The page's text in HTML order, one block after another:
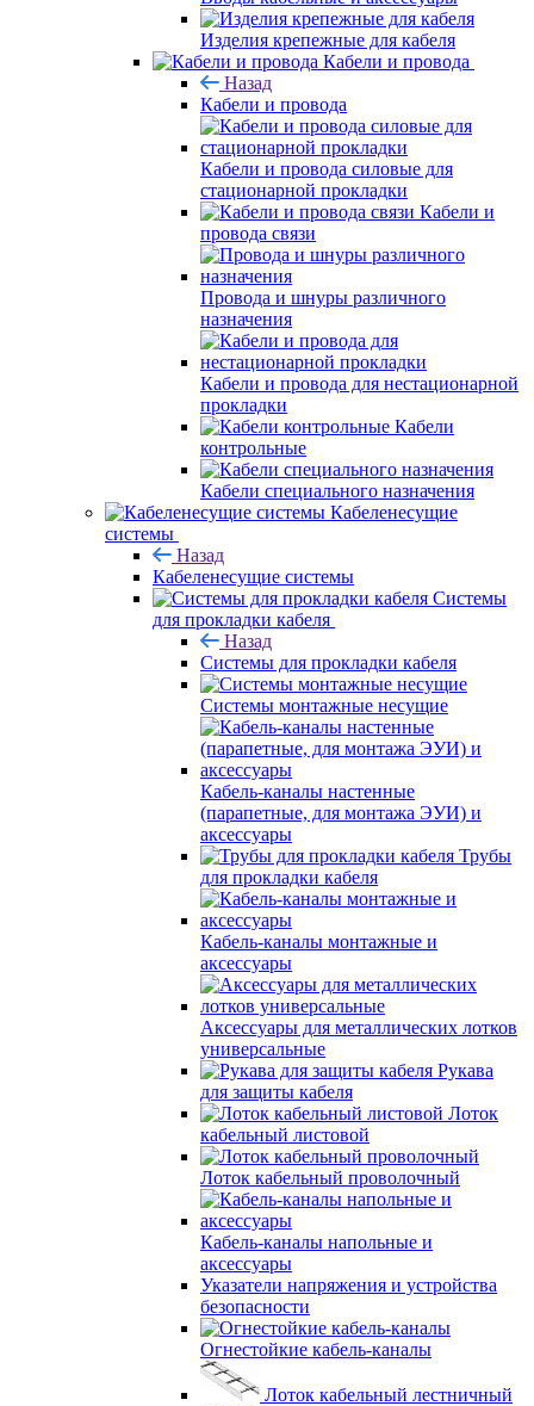
Изделия крепежные для кабеля
Кабели и провода
Назад
Кабели и провода
Кабели и провода силовые для
стационарной прокладки
Кабели и
провода связи
Провода и шнуры различного
назначения
Кабели и провода для нестационарной
прокладки
Кабели
контрольные
Кабели специального назначения
Кабеленесущие
системы
Назад
Кабеленесущие системы
Системы
для прокладки кабеля
Назад
Системы для прокладки кабеля
Системы монтажные несущие
Кабель-каналы настенные
(парапетные, для монтажа ЭУИ) и
аксессуары
Трубы
для прокладки кабеля
Кабель-каналы монтажные и
аксессуары
Аксессуары для металлических лотков
универсальные
Рукава
для защиты кабеля
Лоток
кабельный листовой
Лоток кабельный проволочный
Кабель-каналы напольные и
аксессуары
Указатели напряжения и устройства
безопасности
Огнестойкие кабель-каналы
Лоток кабельный лестничный